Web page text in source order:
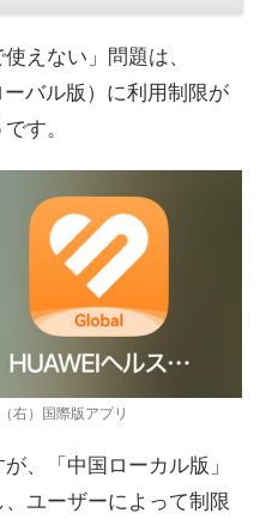
えない」問題は、
バル版）に利用制限が
す。
右）国際版アプリ
、「中国ローカル版」
ユーザーによって制限